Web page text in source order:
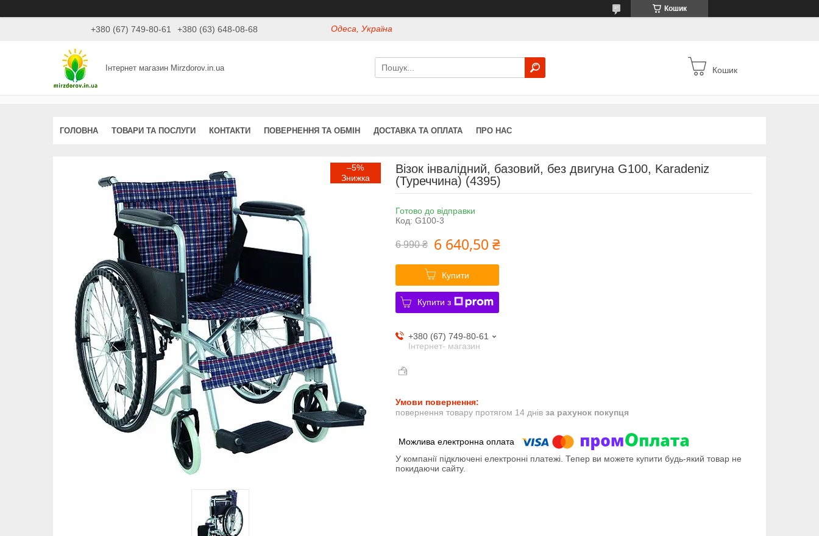
Кошик
+380 (67) 749-80-61 +380 (63) 648-08-68 Одеса, Україна
Інтернет магазин Mirzdorov.in.ua Кошик
ГОЛОВНА ТОВАРИ ТА ПОСЛУГИ КОНТАКТИ ПОВЕРНЕННЯ ТА ОБМІН ДОСТАВКА ТА ОПЛАТА ПРО НАС
–5%
Візок інвалідний, базовий, без двигуна G100, Karadeniz
(Туреччина) (4395)
Готово до відправки
Код: G100-3
6 990 ₴ 6 640,50 ₴
Купити
Купити з
+380 (67) 749-80-61
Інтернет- магазин
повернення товару протягом 14 днів за рахунок покупця
У компанії підключені електронні платежі. Тепер ви можете купити будь-який товар не
покидаючи сайту.